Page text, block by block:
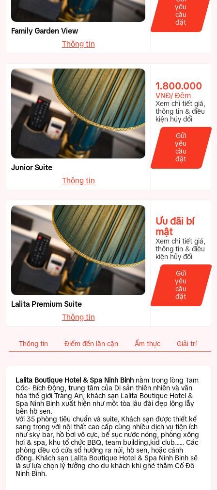
Family Garden View
Thông tin
yêu
cầu
đặt
Junior Suite
Thông tin
1.800.000
VNĐ/ Đêm
Xem chi tiết giá,
thông tin & điều
kiện hủy đổi
Gửi
yêu
cầu
đặt
Lalita Premium Suite
Thông tin
Ưu đãi bí
mật
Xem chi tiết giá,
thông tin & điều
kiện hủy đổi
Gửi
yêu
cầu
đặt
Thông tin Điểm đến lân cận Ẩm thực Giải trí
Lalita Boutique Hotel & Spa Ninh Binh nằm trong lòng Tam
Cốc- Bích Động, trung tâm của Di sản thiên nhiên và văn
hóa thế giới Tràng An, khách sạn Lalita Boutique Hotel &
Spa Ninh Binh xuất hiện như một tòa lâu đài đẹp lộng lẫy
bên hồ sen.
Với 35 phòng tiêu chuẩn và suite, Khách sạn được thiết kế
sang trọng với nội thất cao cấp cùng nhiều dịch vụ tiện ích
như sky bar, hồ bơi vô cực, bể sục nước nóng, phòng xông
hơi & spa, khu tổ chức BBQ, team building,kid club…… Các
phòng đều có cửa sổ hướng ra núi, hồ sen, hoặc cánh
đồng. Khách sạn Lalita Boutique Hotel & Spa Ninh Binh sẽ
là sự lựa chọn lý tưởng cho du khách khi ghé thăm Cố Đô
Ninh Bình.